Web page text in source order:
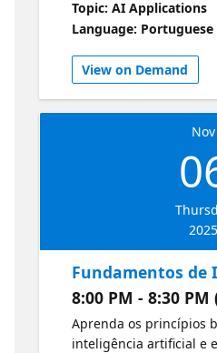
soluções de segurança
Topic: AI Applications
Language: Portuguese
View on Demand
Nov
2025
Fundamentos de
8:00 PM - 8:30 PM
Aprenda os princípios
inteligência artificial e